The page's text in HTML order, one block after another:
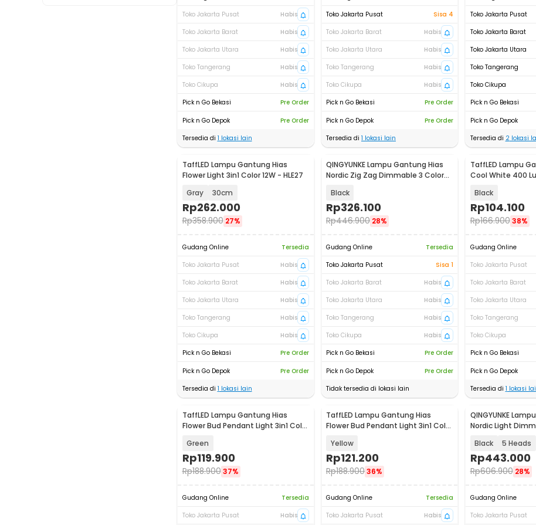
Toko Jakarta Pusat
Habis
Toko Jakarta Barat
Habis
Toko Jakarta Utara
Habis
Toko Tangerang
Habis
Toko Cikupa
Habis
Pick n Go Bekasi
Pre Order
Pick n Go Depok
Pre Order
Tersedia di 1 lokasi lain
Toko Jakarta Pusat
Sisa 4
Toko Jakarta Barat
Habis
Toko Jakarta Utara
Habis
Toko Tangerang
Habis
Toko Cikupa
Habis
Pick n Go Bekasi
Pre Order
Pick n Go Depok
Pre Order
Tersedia di 1 lokasi lain
Toko Jakarta Pusat
Toko Jakarta Barat
Toko Jakarta Utara
Toko Tangerang
Toko Cikupa
Pick n Go Bekasi
Pick n Go Depok
Tersedia di 2lokasi
TaffLED Lampu Gantung Hias
Flower Light 3in1 Color 12W - HLE27
Gray
30cm
Rp262.000
Rp358.900 27%
Gudang Online
Tersedia
Toko Jakarta Pusat
Habis
Toko Jakarta Barat
Habis
Toko Jakarta Utara
Habis
Toko Tangerang
Habis
Toko Cikupa
Habis
Pick n Go Bekasi
Pre Order
Pick n Go Depok
Pre Order
Tersedia di 1 lokasi lain
QINGYUNKE Lampu Gantung Hias
Nordic Zig Zag Dimmable 3 Color
Black
Rp326.100
Rp446.900 28%
Gudang Online
Tersedia
Toko Jakarta Pusat
Sisa 1
Toko Jakarta Barat
Habis
Toko Jakarta Utara
Habis
Toko Tangerang
Habis
Toko Cikupa
Habis
Pick n Go Bekasi
Pre Order
Pick n Go Depok
Pre Order
Tidak tersedia di lokasi lain
TaffLED Lampu
Cool White 400
Black
Rp104.100
Rp166.900 38%
Gudang Online
Toko Jakarta Pusat
Toko Jakarta Barat
Toko Jakarta Utara
Toko Tangerang
Toko Cikupa
Pick n Go Bekasi
Pick n Go Depok
Tersedia di 1 lokasi
TaffLED Lampu Gantung Hias
Flower Bud Pendant Light 3in1 Color
Green
Rp119.900
Rp188.900 37%
Gudang Online
Tersedia
Toko Jakarta Pusat
Habis
TaffLED Lampu Gantung Hias
Flower Bud Pendant Light 3in1 Color
Yellow
Rp121.200
Rp188.90036%
Gudang Online
Tersedia
Toko Jakarta Pusat
Habis
QINGYUNKE
Nordic Light
Black 5 Heads
Rp443.000
Rp606.900 28%
Gudang Online
Toko Jakarta Pusat